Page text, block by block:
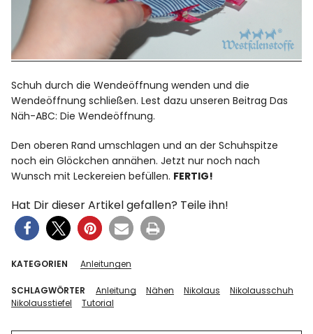
Schuh durch die Wendeöffnung wenden und die
Wendeöffnung schließen. Lest dazu unseren BeitragDas
Näh-ABC: Die Wendeöffnung.
Den oberen Rand umschlagen und an der Schuhspitze
noch ein Glöckchen annähen. Jetzt nur noch nach
Wunsch mit Leckereien befüllen. FERTIG!
Hat Dir dieser Artikel gefallen? Teile ihn!
KATEGORIEN Anleitungen
SCHLAGWÖRTER Anleitung Nähen Nikolaus
Nikolausschuh
Nikolausstiefel
Tutorial